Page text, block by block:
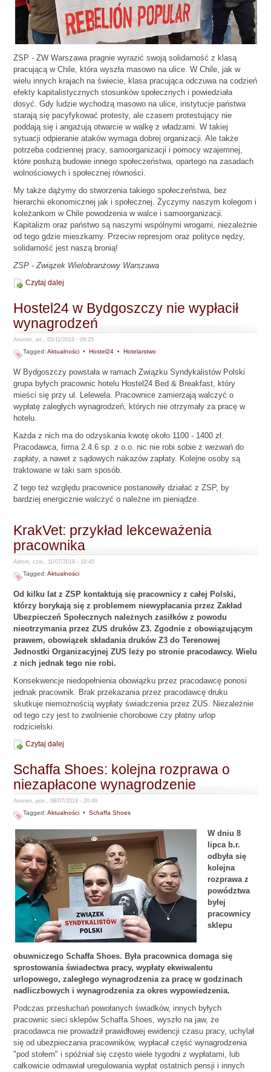
ZSP - ZW Warszawa pragnie wyrazić swoją solidarność z klasą
pracującą w Chile, która wyszła masowo na ulice. W Chile, jak w
wielu innych krajach na świecie, klasa pracująca odczuwa na codzień
efekty kapitalistycznych stosunków społecznych i powiedziała
dosyć. Gdy ludzie wychodzą masowo na ulice, instytucje państwa
starają się pacyfykować protesty, ale czasem protestujący nie
poddają się i angażują otwarcie w walkę z władzami. W takiej
sytuacji odpieranie ataków wymaga dobrej organizacji. Ale także
potrzeba codziennej pracy, samoorganizacji i pomocy wzajemnej,
które posłużą budowie innego społeczeństwa, opartego na zasadach
wolnościowych i społecznej równości.
My także dążymy do stworzenia takiego społeczeństwa, bez
hierarchii ekonomicznej jak i społecznej. Życzymy naszym kolegom i
koleżankom w Chile powodzenia w walce i samoorganizacji.
Kapitalizm oraz państwo są naszymi wspólnymi wrogami, niezależnie
od tego gdzie mieszkamy. Przeciw represjom oraz polityce nędzy,
solidarność jest naszą bronią!
ZSP - Związek Wielobranżowy Warszawa
Czytaj dalej
Hostel24 w Bydgoszczy nie wypłacił
wynagrodzeń
Anonim, wt., 05/11/2019 - 09:25
Tagged:Aktualności •Hostel24 •Hotelarstwo
W Bydgoszczy powstała w ramach Związku Syndykalistów Polski
grupa byłych pracownic hotelu Hostel24 Bed & Breakfast, który
mieści się przy ul. Lelewela. Pracownice zamierzają walczyć o
wypłatę zaległych wynagrodzeń, których nie otrzymały za pracę w
hotelu.
Każda z nich ma do odzyskania kwotę około 1100 - 1400 zł.
Pracodawca, firma 2.4.6 sp. z o.o. nic nie robi sobie z wezwań do
zapłaty, a nawet z sądowych nakazów zapłaty. Kolejne osoby są
traktowane w taki sam sposób.
Z tego też względu pracownice postanowiły działać z ZSP, by
bardziej energicznie walczyć o należne im pieniądze.
KrakVet: przykład lekceważenia
pracownika
Admin, czw., 11/07/2019 - 18:45
Tagged:Aktualności
Od kilku lat z ZSP kontaktują się pracownicy z całej Polski,
którzy borykają się z problemem niewypłacania przez Zakład
Ubezpieczeń Społecznych należnych zasiłków z powodu
nieotrzymania przez ZUS druków Z3. Zgodnie z obowiązującym
prawem, obowiązek składania druków Z3 do Terenowej
Jednostki Organizacyjnej ZUS leży po stronie pracodawcy. Wielu
z nich jednak tego nie robi.
Konsekwencje niedopełnienia obowiązku przez pracodawcę ponosi
jednak pracownik. Brak przekazania przez pracodawcę druku
skutkuje niemożnością wypłaty świadczenia przez ZUS. Niezależnie
od tego czy jest to zwolnienie chorobowe czy płatny urlop
rodzicielski.
Czytaj dalej
Schaffa Shoes: kolejna rozprawa o
niezapłacone wynagrodzenie
Anonim, pon., 08/07/2019 - 20:49
Tagged:Aktualności •Schaffa Shoes
W dniu 8
lipca b.r.
odbyła się
kolejna
rozprawa z
powództwa
byłej
pracownicy
sklepu
obuwniczego Schaffa Shoes. Była pracownica domaga się
sprostowania świadectwa pracy, wypłaty ekwiwalentu
urlopowego, zaległego wynagrodzenia za pracę w godzinach
nadliczbowych i wynagrodzenia za okres wypowiedzenia.
Podczas przesłuchań powołanych świadków, innych byłych
pracownic sieci sklepów Schaffa Shoes, wyszło na jaw, że
pracodawca nie prowadził prawidłowej ewidencji czasu pracy, uchylał
się od ubezpieczania pracowników, wypłacał część wynagrodzenia
"pod stołem" i spóźniał się często wiele tygodni z wypłatami, lub
całkowicie odmawiał uregulowania wypłat ostatnich pensji i innych